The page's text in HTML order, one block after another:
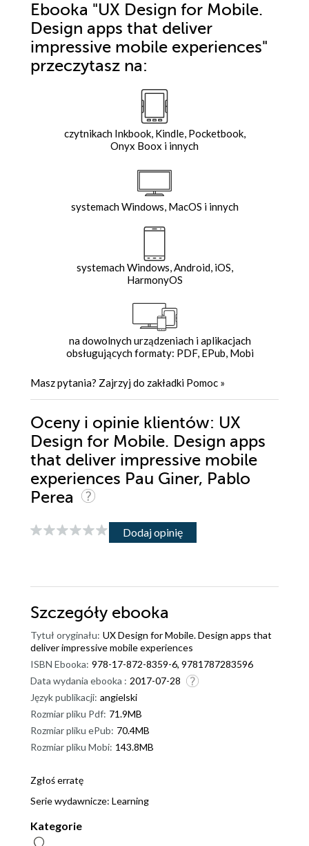
Ebooka "UX Design for Mobile.
Design apps that deliver
impressive mobile experiences"
przeczytasz na:
czytnikach Inkbook, Kindle, Pocketbook,
Onyx Boox i innych
systemach Windows, MacOS i innych
systemach Windows, Android, iOS,
HarmonyOS
na dowolnych urządzeniach i aplikacjach
obsługujących formaty: PDF, EPub, Mobi
Masz pytania? Zajrzyj do zakładki Pomoc »
Oceny i opinie klientów: UX
Design for Mobile. Design apps
that deliver impressive mobile
experiences Pau Giner, Pablo
Perea
Dodaj opinię
Szczegóły ebooka
Tytuł oryginału: UX Design for Mobile. Design apps that
deliver impressive mobile experiences
ISBN Ebooka: 978-17-872-8359-6, 9781787283596
Data wydania ebooka : 2017-07-28
Język publikacji: angielski
Rozmiar pliku Pdf: 71.9MB
Rozmiar pliku ePub: 70.4MB
Rozmiar pliku Mobi: 143.8MB
Zgłoś erratę
Serie wydawnicze: Learning
Kategorie